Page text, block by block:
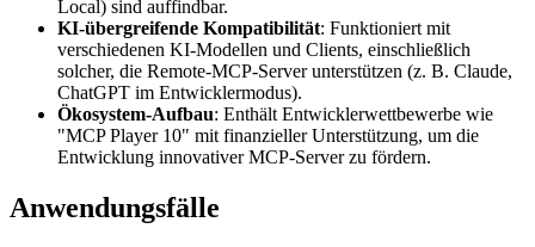
Local) sind auffindbar.
KI-übergreifende Kompatibilität: Funktioniert mit
verschiedenen KI-Modellen und Clients, einschließlich
solcher, die Remote-MCP-Server unterstützen (z. B. Claude,
ChatGPT im Entwicklermodus).
Ökosystem-Aufbau: Enthält Entwicklerwettbewerbe wie
"MCP Player 10" mit finanzieller Unterstützung, um die
Entwicklung innovativer MCP-Server zu fördern.
Anwendungsfälle